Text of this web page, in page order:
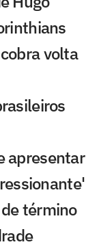
volta
apresentar
término